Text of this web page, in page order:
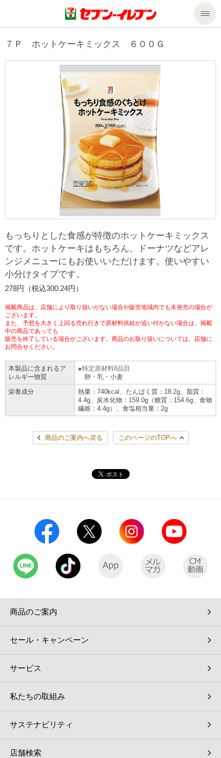
商品のご案内
商品カテゴリ一覧
セブンプレミアム
食の安全・安心への取組み
ギフト
プリペイドカード・金券
ニンテンドー・ダウンロードカード
マルチコピー機でできること
マルチコピー機でできることトップ
コピー
プリント
スキャン
ファクス
チケット
プリペイドサービス
行政サービス
宅配便
切手・はがき・印紙
セブン銀行ATM
ご利用可能なお支払い方法
各種料金のお支払い
スマホプリペイド
レジでApple Accountにチャージ
モバイルバッテリーシェアリング（店舗限定）
モバイルWi-Fiバッテリーシェアリング（店舗限定）
チケットサービス
セブンチケット
チケットぴあ
イープラス
CNプレイガイド
JTB
セブン‐イレブンでお受取り
タワーレコード
セブンネットショッピング
停電時のサービス停止のお知らせ
ニュースリリース
企業理念
会社概要
貸借対照表・損益計算書
沿革
国内店舗数
売上高、店舗数推移
セブン‐イレブンの海外事業
データで見るセブン‐イレブン
私たちの取組み
サステナビリティ
サステナビリティトップ
セブン＆アイ・ホールディングスの重点課題
サステナビリティ活動基本方針
サステナビリティ推進体制
GREEN CHALLENGE 2050
4VISIONS
サステナビリティニュース
サステナビリティレポート
報告書ライブラリー
加盟店オーナー募集 物件募集・購入
アルバイト情報
お問い合わせ
Language
English (Corporate)
English (Services)
中文[繁體字](服務)
ภาษาไทย(บริการ)
７Ｐ ホットケーキミックス ６００Ｇ
もっちりとした食感が特徴のホットケーキミックス
です。ホットケーキはもちろん、ドーナツなどアレ
ンジメニューにもお使いいただけます。使いやすい
小分けタイプです。
278円（税込300.24円）
掲載商品は、店舗により取り扱いがない場合や販売地域内でも未発売の場合が
ございます。
また、予想を大きく上回る売れ行きで原材料供給が追い付かない場合は、掲載
中の商品であっても
販売を終了している場合がございます。商品のお取り扱いについては、店舗に
お問合せください。
本製品に含まれるア
レルギー物質
特定原材料8品目
卵・乳・小麦
栄養成分
熱量：740kcal、たんぱく質：18.2g、脂質：
4.4g、炭水化物：159.0g（糖質：154.6g、食物
繊維：4.4g）、食塩相当量：2g
商品のご案内へ戻る このページのTOPへ
商品のご案内
セール・キャンペーン
サービス
私たちの取組み
サステナビリティ
店舗検索